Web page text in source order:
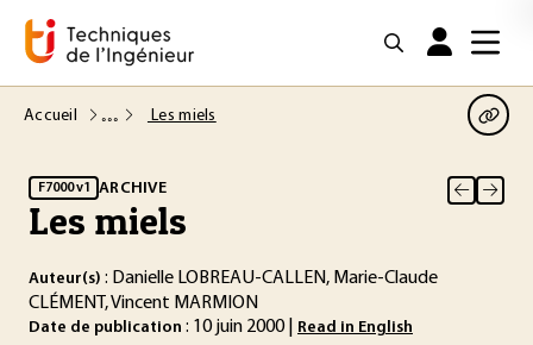
Accueil Les miels
F7000 v1 ARCHIVE
Les miels
Auteur(s) : Danielle LOBREAU-CALLEN, Marie-Claude
CLÉMENT, Vincent MARMION
Date de publication : 10 juin 2000 | Read in English